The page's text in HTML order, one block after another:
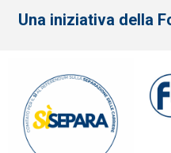
Una iniziativa della